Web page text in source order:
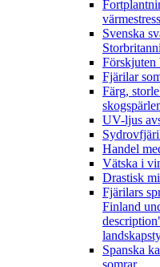
Svenska
Förskjuten
Fjärilar
Färg,
UV-ljus
Handel
Vätska i
Drastisk
Fjärilars
Finland
Spanska
somrar